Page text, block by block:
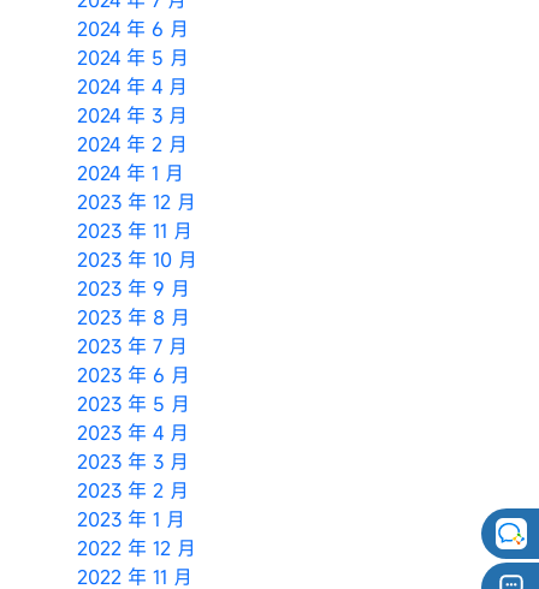
2024 年 6 月
2024 年 5 月
2024 年 4 月
2024 年 3 月
2024 年 2 月
2024 年 1 月
2023 年 12 月
2023 年 11 月
2023 年 10 月
2023 年 9 月
2023 年 8 月
2023 年 7 月
2023 年 6 月
2023 年 5 月
2023 年 4 月
2023 年 3 月
2023 年 2 月
2023 年 1 月
2022 年 12 月
2022 年 11 月